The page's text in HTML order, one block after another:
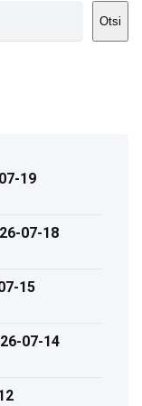
Otsi
19
07-18
15
07-14